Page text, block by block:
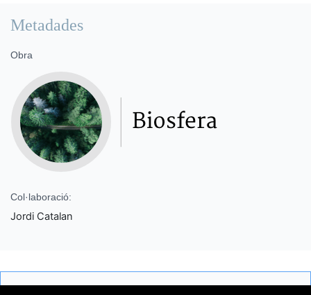
Metadades
Obra
Col·laboració:
Jordi Catalan